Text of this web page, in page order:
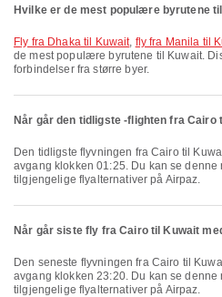
Hvilke er de mest populære byrutene
fly fra Dhaka til Kuwait, fly fra Manila til
de mest populære byrutene til Kuwait.
forbindelser fra større byer.
Når går den tidligste -flighten fra Cairo
Den tidligste flyvningen fra Cairo til Kuwait med Jazeera Airways har
avgang klokken 01:25. Du kan se
tilgjengelige flyalternativer på Airpaz.
Når går siste fly fra Cairo til Kuwait
Den seneste flyvningen fra Cairo til Kuwait med Jazeera Airways har
avgang klokken 23:20. Du kan se
tilgjengelige flyalternativer på Airpaz.